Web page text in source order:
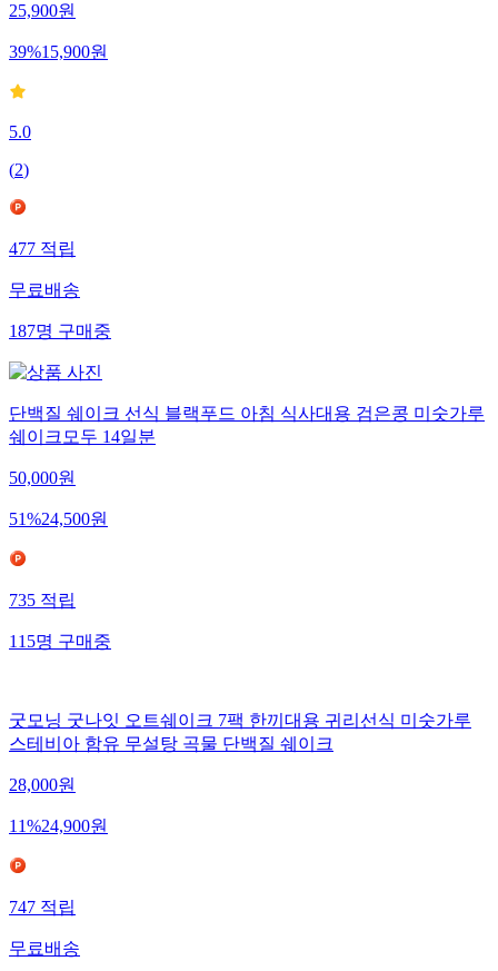
25,900원
39%15,900원
5.0
(2)
477적립
무료배송
187명구매중
단백질 쉐이크 선식 블랙푸드 아침 식사대용 검은콩 미숫가루
쉐이크모두 14일분
50,000원
51%24,500원
735적립
115명구매중
굿모닝 굿나잇 오트쉐이크 7팩 한끼대용 귀리선식 미숫가루
스테비아 함유 무설탕 곡물 단백질 쉐이크
28,000원
11%24,900원
747적립
무료배송